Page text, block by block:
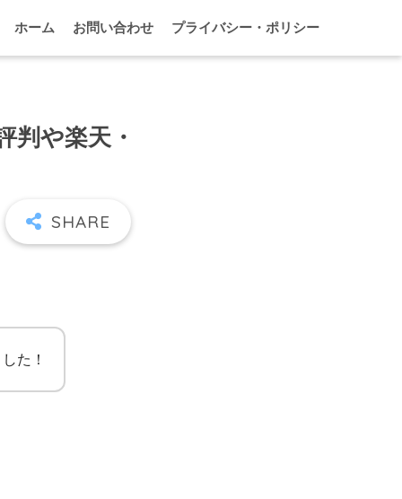
ホーム お問い合わせ プライバシー・ポリシー
判や楽天・
た！